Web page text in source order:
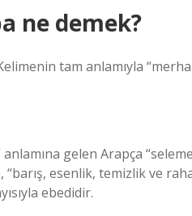
ne demek?
tam anlamıyla
gelen Arapça
esenlik, temizlik ve
ebedidir.